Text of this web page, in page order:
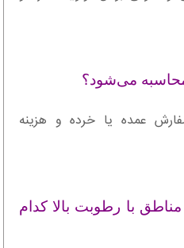
عمده یا خرده و هزینه
مناطق با رطوبت بالا کدام